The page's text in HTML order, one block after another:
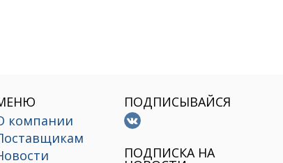
компании
ПОДПИСЫВАЙСЯ
ПОДПИСКА НА